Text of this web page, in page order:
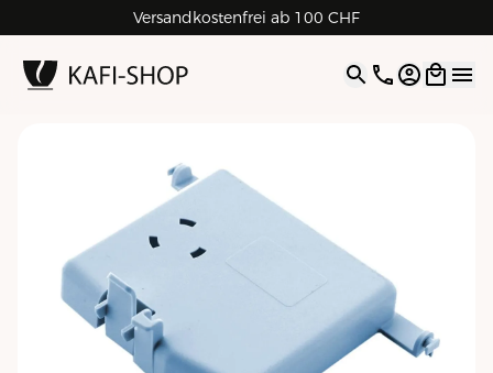
Versandkostenfrei ab 100 CHF
4.9| 5.0 Google
Open